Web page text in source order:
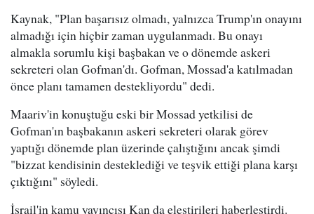
Kaynak, "Plan başarısız olmadı, yalnızca Trump'ın onayını
almadığı için hiçbir zaman uygulanmadı. Bu onayı
almakla sorumlu kişi başbakan ve o dönemde askeri
sekreteri olan Gofman'dı. Gofman, Mossad'a katılmadan
önce planı tamamen destekliyordu" dedi.
Maariv'in konuştuğu eski bir Mossad yetkilisi de
Gofman'ın başbakanın askeri sekreteri olarak görev
yaptığı dönemde plan üzerinde çalıştığını ancak şimdi
"bizzat kendisinin desteklediği ve teşvik ettiği plana karşı
çıktığını" söyledi.
İsrail'in kamu yayıncısı Kan da eleştirileri haberleştirdi.